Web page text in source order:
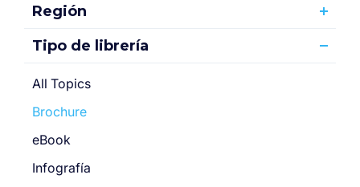
Región
Tipo de librería
All Topics
Brochure
eBook
Infografía